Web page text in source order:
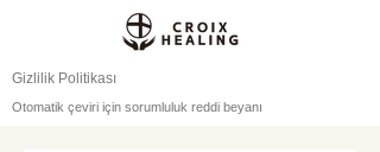
Gizlilik Politikası
Otomatik çeviri için sorumluluk reddi beyanı